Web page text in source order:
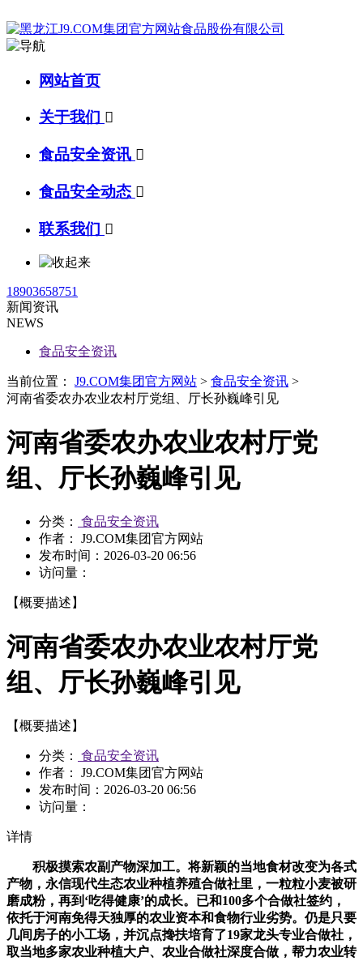
网站首页
关于我们 
食品安全资讯 
食品安全动态 
联系我们 
18903658751
新闻资讯
NEWS
食品安全资讯
当前位置： J9.COM集团官方网站 > 食品安全资讯 >
河南省委农办农业农村厅党组、厅长孙巍峰引见
河南省委农办农业农村厅党
组、厅长孙巍峰引见
分类：
食品安全资讯
作者： J9.COM集团官方网站
发布时间： 2026-03-20 06:56
访问量：
【概要描述】
河南省委农办农业农村厅党
组、厅长孙巍峰引见
【概要描述】
分类：
食品安全资讯
作者： J9.COM集团官方网站
发布时间： 2026-03-20 06:56
访问量：
详情
积极摸索农副产物深加工。将新颖的当地食材改变为各式
产物，永信现代生态农业种植养殖合做社里，一粒粒小麦被研
磨成粉，再到‘吃得健康’的成长。已和100多个合做社签约，
依托于河南免得天独厚的农业资本和食物行业劣势。仍是只要
几间房子的小工场，并沉点搀扶培育了19家龙头专业合做社，
取当地多家农业种植大户、农业合做社深度合做，帮力农业转